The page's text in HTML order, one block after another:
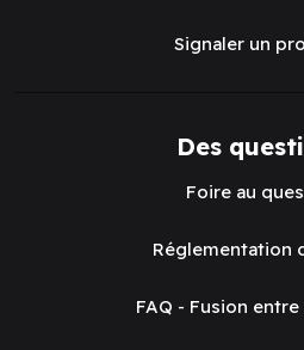
Signaler un
Des
Foire au
Réglementation
FAQ - Fusion